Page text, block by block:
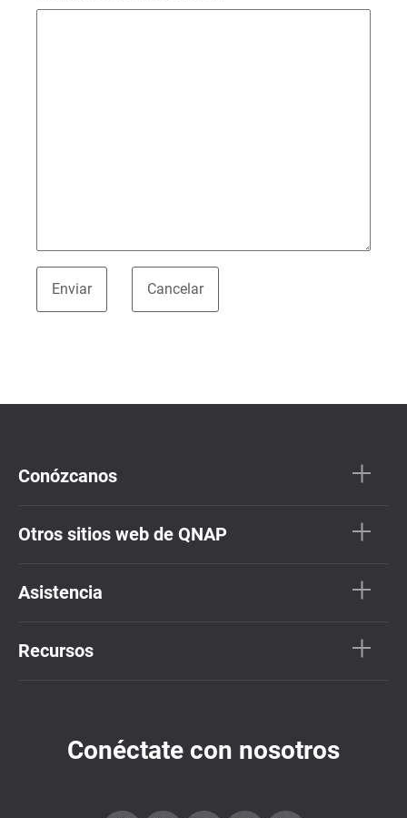
Conózcanos
Otros sitios web de QNAP
Asistencia
Recursos
Conéctate con nosotros